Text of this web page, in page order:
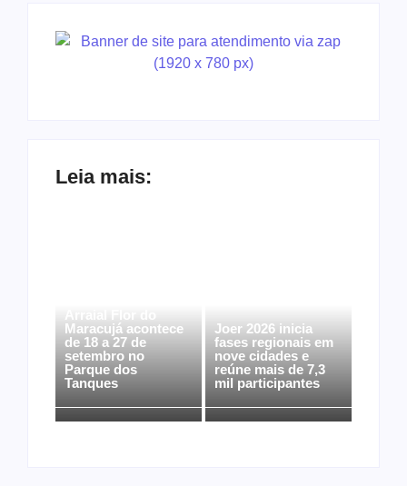
Leia mais:
Maracujá acontece
de 18 a 27 de
setembro no
Parque dos
Tanques
Joer 2026 inicia
fases regionais em
nove cidades e
reúne mais de 7,3
mil participantes